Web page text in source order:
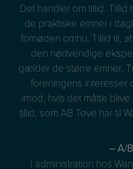
Det handler om tillid. Tillid
de praktiske emner i
fornøden omhu. Tillid til,
den nødvendige
gælder de større emner.
foreningens interesser
imod, hvis det måtte
tillid, som AB Tove har til
– A/
I administration hos